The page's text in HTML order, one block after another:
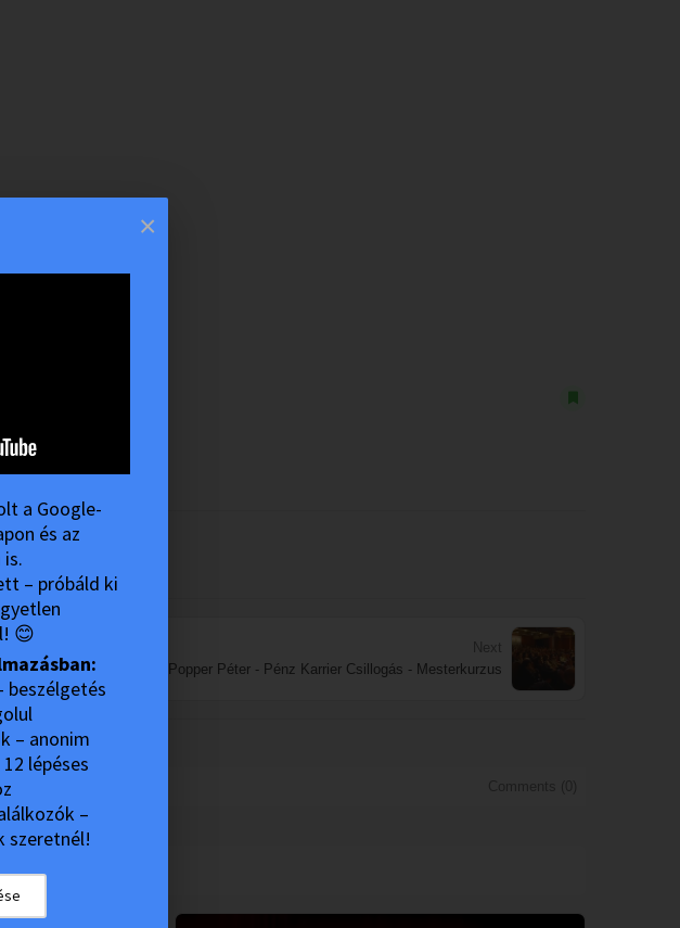
Next
Popper Péter - Pénz Karrier Csillogás - Mesterkurzus
×
a Google-
és az
– próbáld ki
😊
beszélgetés
– anonim
lépéses
–
szeretnél!